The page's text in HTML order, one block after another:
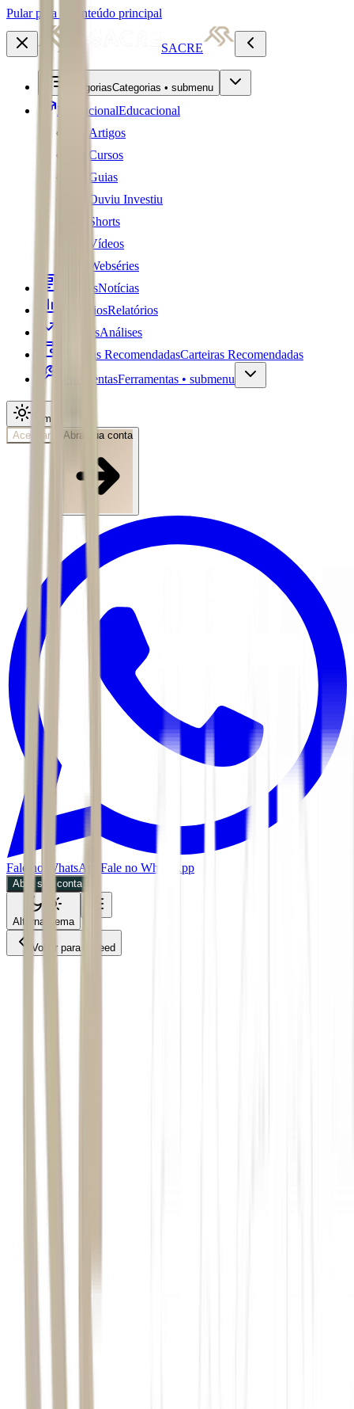
Pular para o conteúdo principal
SACRE
CategoriasCategorias • submenu
EducacionalEducacional
Artigos
Cursos
Guias
Ouviu Investiu
Shorts
Vídeos
Webséries
NotíciasNotícias
RelatóriosRelatórios
AnálisesAnálises
Carteiras RecomendadasCarteiras Recomendadas
FerramentasFerramentas • submenu
Tema
Acessar
Abra sua conta
Fale no WhatsApp Fale no WhatsApp
Abra sua conta
Alternar tema
Voltar para o Feed